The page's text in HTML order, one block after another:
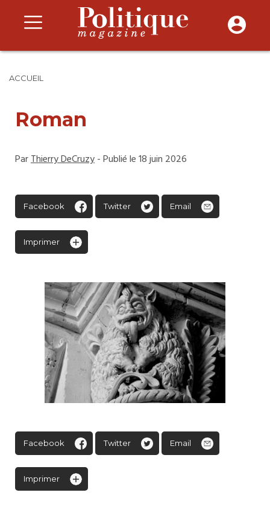
ACCUEIL
Roman
ParThierry DeCruzy- Publié le 18 juin 2026
Facebook Twitter Email
Imprimer
Facebook Twitter Email
Imprimer